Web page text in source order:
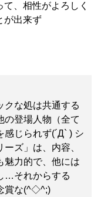
、相性がよろしく
が出来ず
クな処は共通する
の登場人物（全て
感じられず(´Д` ) シ
ズ」は、内容、
魅力的で、他には
…それからする
賞な(^◇^;)